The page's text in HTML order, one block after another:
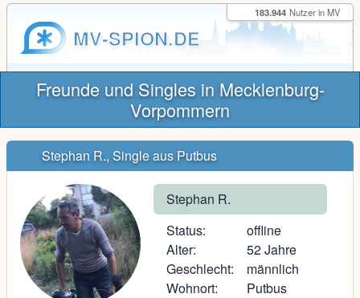
MV-SPION.DE
183.944 Nutzer in MV
Freunde und Singles in Mecklenburg-
Vorpommern
Stephan R., Single aus Putbus
Stephan R.
Status:
offline
Alter:
52 Jahre
Geschlecht:
männlich
Wohnort:
Putbus